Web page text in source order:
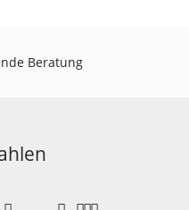
Beratung